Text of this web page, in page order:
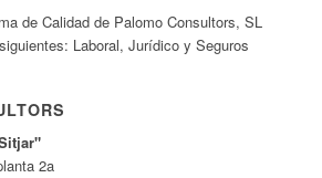
de Calidad de Palomo Consultors, SL
Laboral, Jurídico y Seguros
2a